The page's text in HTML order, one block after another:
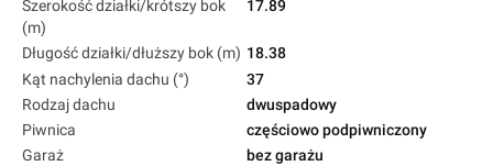
Szerokość działki/krótszy bok
(m)
17.89
Długość działki/dłuższy bok (m) 18.38
Kąt nachylenia dachu (°)
37
Rodzaj dachu
dwuspadowy
Piwnica
częściowo podpiwniczony
Garaż
bez garażu